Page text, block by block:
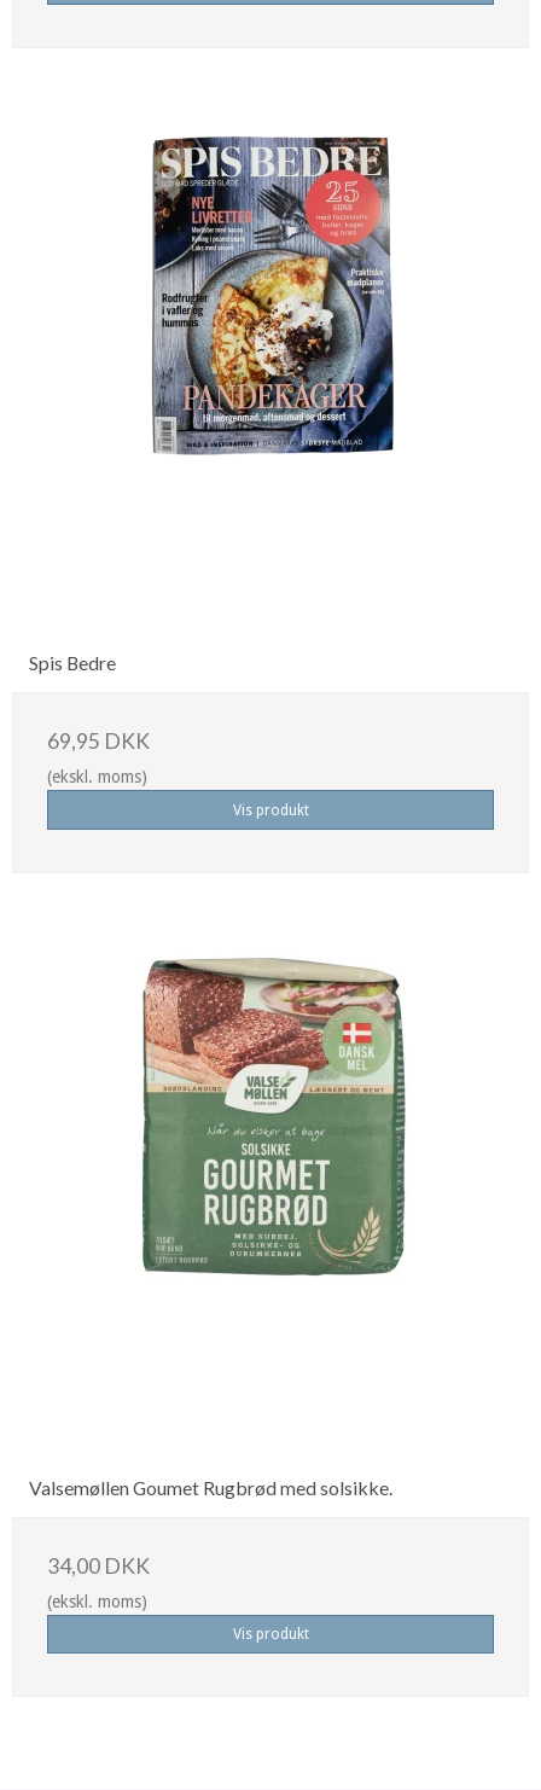
Spis Bedre
69,95 DKK
(ekskl. moms)
Vis produkt
Valsemøllen Goumet Rugbrød med solsikke.
34,00 DKK
(ekskl. moms)
Vis produkt